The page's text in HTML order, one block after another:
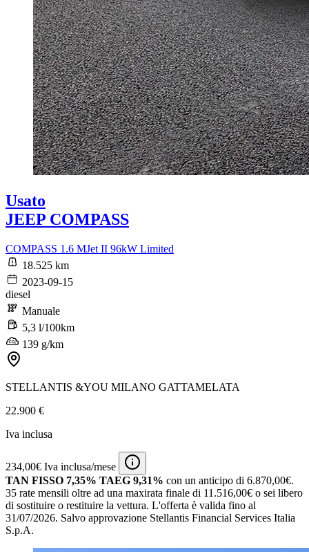
Usato
JEEP COMPASS
COMPASS 1.6 MJet II 96kW Limited
18.525 km
2023-09-15
diesel
Manuale
5,3 l/100km
139 g/km
STELLANTIS &YOU MILANO GATTAMELATA
22.900 €
Iva inclusa
234,00€ Iva inclusa/mese
TAN FISSO 7,35% TAEG 9,31% con un anticipo di 6.870,00€.
35 rate mensili oltre ad una maxirata finale di 11.516,00€ o sei libero
di sostituire o restituire la vettura. L'offerta è valida fino al
31/07/2026. Salvo approvazione Stellantis Financial Services Italia
S.p.A.